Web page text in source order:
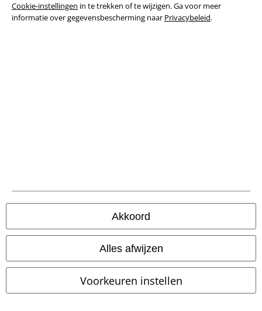
Cookie-instellingen in te trekken of te wijzigen. Ga voor meer
informatie over gegevensbescherming naar Privacybeleid.
Akkoord
Alles afwijzen
Voorkeuren instellen
PostNL Pickup
Beveiliging